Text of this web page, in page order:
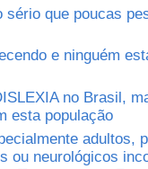
que poucas
e ninguém
no Brasil,
esta população
adultos,
ou neurológicos